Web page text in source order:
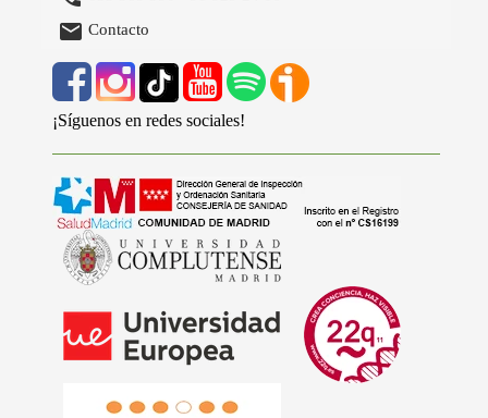
 Contacto
¡Síguenos en redes sociales!